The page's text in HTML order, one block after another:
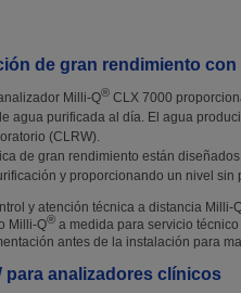
de gran rendimiento
Milli-Q® CLX 7000
agua purificada al día. El agua
(CLRW).
de gran rendimiento están
y proporcionando un nivel
y atención técnica a distancia Milli-
Milli-Q® a medida para servicio
antes de la instalación para
para analizadores clínicos